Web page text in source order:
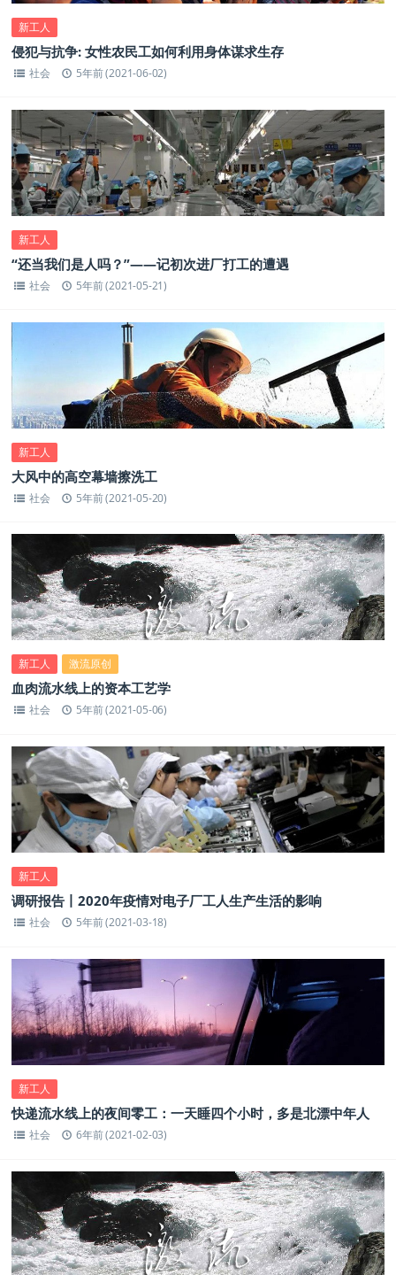
新工人
侵犯与抗争: 女性农民工如何利用身体谋求生存
社会 5年前 (2021-06-02)
新工人
“还当我们是人吗？”——记初次进厂打工的遭遇
社会 5年前 (2021-05-21)
新工人
大风中的高空幕墙擦洗工
社会 5年前 (2021-05-20)
新工人 激流原创
血肉流水线上的资本工艺学
社会 5年前 (2021-05-06)
新工人
调研报告丨2020年疫情对电子厂工人生产生活的影响
社会 5年前 (2021-03-18)
新工人
快递流水线上的夜间零工：一天睡四个小时，多是北漂中年人
社会 6年前 (2021-02-03)